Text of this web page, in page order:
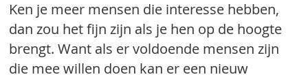
Ken je meer mensen die interesse hebben,
dan zou het fijn zijn als je hen op de hoogte
brengt. Want als er voldoende mensen zijn
die mee willen doen kan er een nieuw